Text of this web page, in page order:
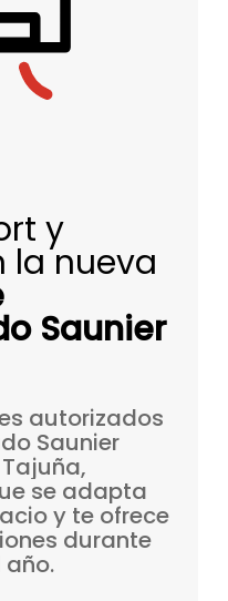
y
la nueva
Saunier
autorizados
Saunier
Tajuña,
se adapta
y te ofrece
durante
año.